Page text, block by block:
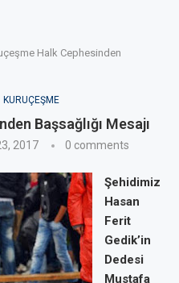
Halk Cephesinden
KURUÇEŞME
Başsağlığı Mesajı
2017 0 comments
Şehidimiz
Hasan
Ferit
Gedik’in
Dedesi
Mustafa